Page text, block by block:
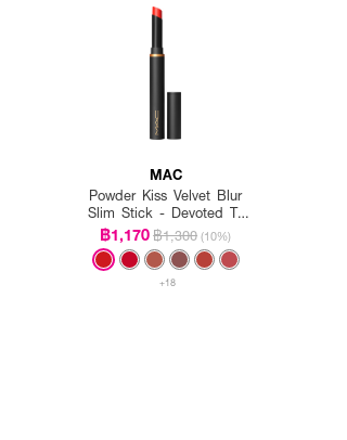
MAC
Powder Kiss Velvet Blur
Slim Stick - Devoted To
Danger
฿1,170฿1,300 (10%)
+18